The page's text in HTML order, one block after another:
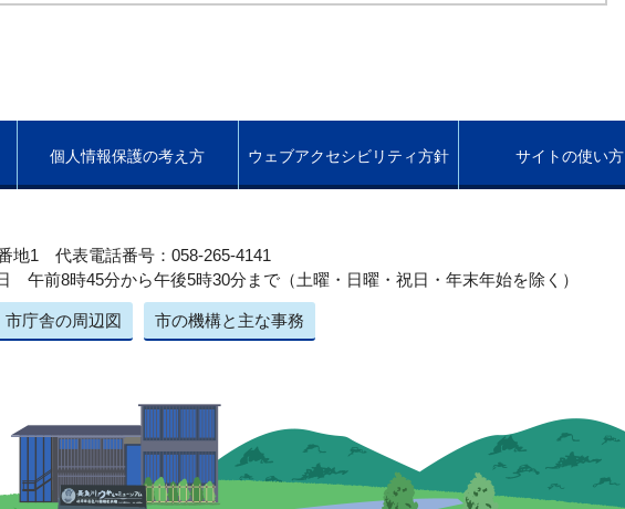
個人情報保護の考え方 ウェブアクセシビリティ方針 サイトの使い方
地1 代表電話番号：058-265-4141
午前8時45分から午後5時30分まで（土曜・日曜・祝日・年末年始を除く）
市庁舎の周辺図 市の機構と主な事務